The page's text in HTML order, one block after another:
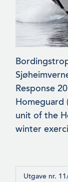
Response
Homeguard
unit of the
winter
Utgave nr.